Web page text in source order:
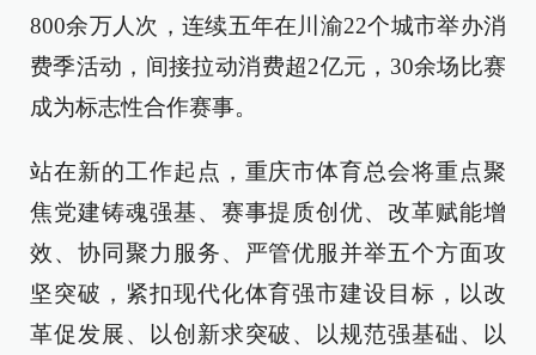
800余万人次，连续五年在川渝22个城市举办消
费季活动，间接拉动消费超2亿元，30余场比赛
成为标志性合作赛事。
站在新的工作起点，重庆市体育总会将重点聚
焦党建铸魂强基、赛事提质创优、改革赋能增
效、协同聚力服务、严管优服并举五个方面攻
坚突破，紧扣现代化体育强市建设目标，以改
革促发展、以创新求突破、以规范强基础、以